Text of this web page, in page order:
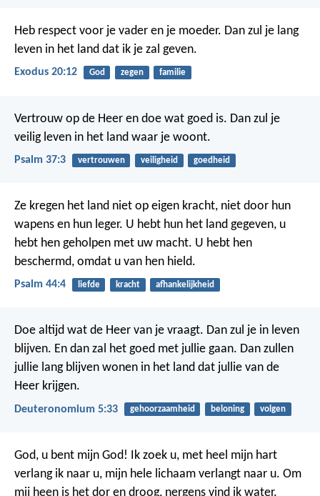
Heb respect voor je vader en je moeder. Dan zul je lang
leven in het land dat ik je zal geven.
Exodus 20:12 God zegen familie
Vertrouw op de Heer en doe wat goed is. Dan zul je
veilig leven in het land waar je woont.
Psalm 37:3 vertrouwen veiligheid goedheid
Ze kregen het land niet op eigen kracht, niet door hun
wapens en hun leger. U hebt hun het land gegeven, u
hebt hen geholpen met uw macht. U hebt hen
beschermd, omdat u van hen hield.
Psalm 44:4 liefde kracht afhankelijkheid
Doe altijd wat de Heer van je vraagt. Dan zul je in leven
blijven. En dan zal het goed met jullie gaan. Dan zullen
jullie lang blijven wonen in het land dat jullie van de
Heer krijgen.
Deuteronomium 5:33 gehoorzaamheid beloning volgen
God, u bent mijn God! Ik zoek u, met heel mijn hart
verlang ik naar u, mijn hele lichaam verlangt naar u. Om
mij heen is het dor en droog, nergens vind ik water.